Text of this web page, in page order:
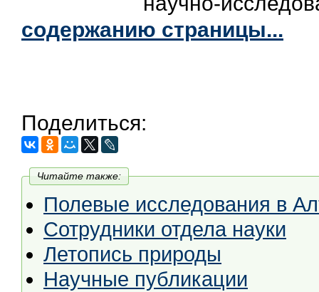
содержанию страницы...
Поделиться:
Читайте также:
Полевые исследования в
Сотрудники отдела науки
Летопись природы
Научные публикации